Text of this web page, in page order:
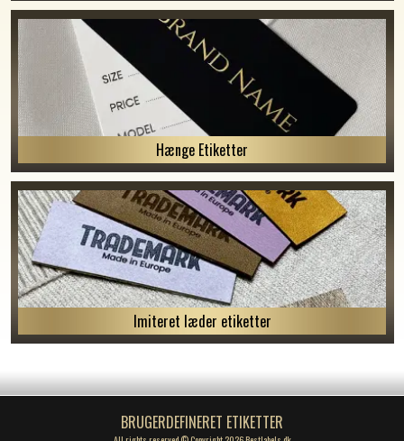
Hænge Etiketter
Imiteret læder etiketter
BRUGERDEFINERET ETIKETTER